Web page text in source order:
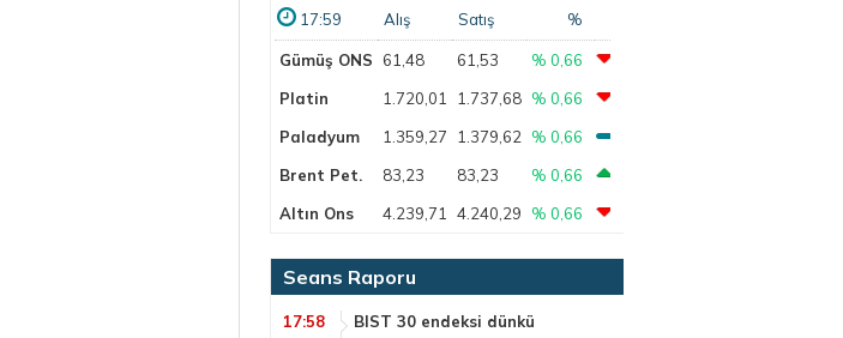
17:59 Alış Satış %
Gümüş ONS 61,48 61,53
% 0,66
Platin
1.720,01 1.737,68 % 0,66
Paladyum
1.359,27 1.379,62
% 0,66
Brent Pet.
83,23 83,23
% 0,66
Altın Ons
4.239,71 4.240,29 % 0,66
Seans Raporu
17:58
BIST 30 endeksi dünkü